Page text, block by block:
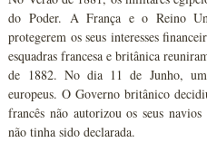
do Poder. A França e o Reino
protegerem os seus interesses
esquadras francesa e britânica
de 1882. No dia 11 de Junho,
europeus. O Governo britânico
francês não autorizou os seus
não tinha sido declarada.